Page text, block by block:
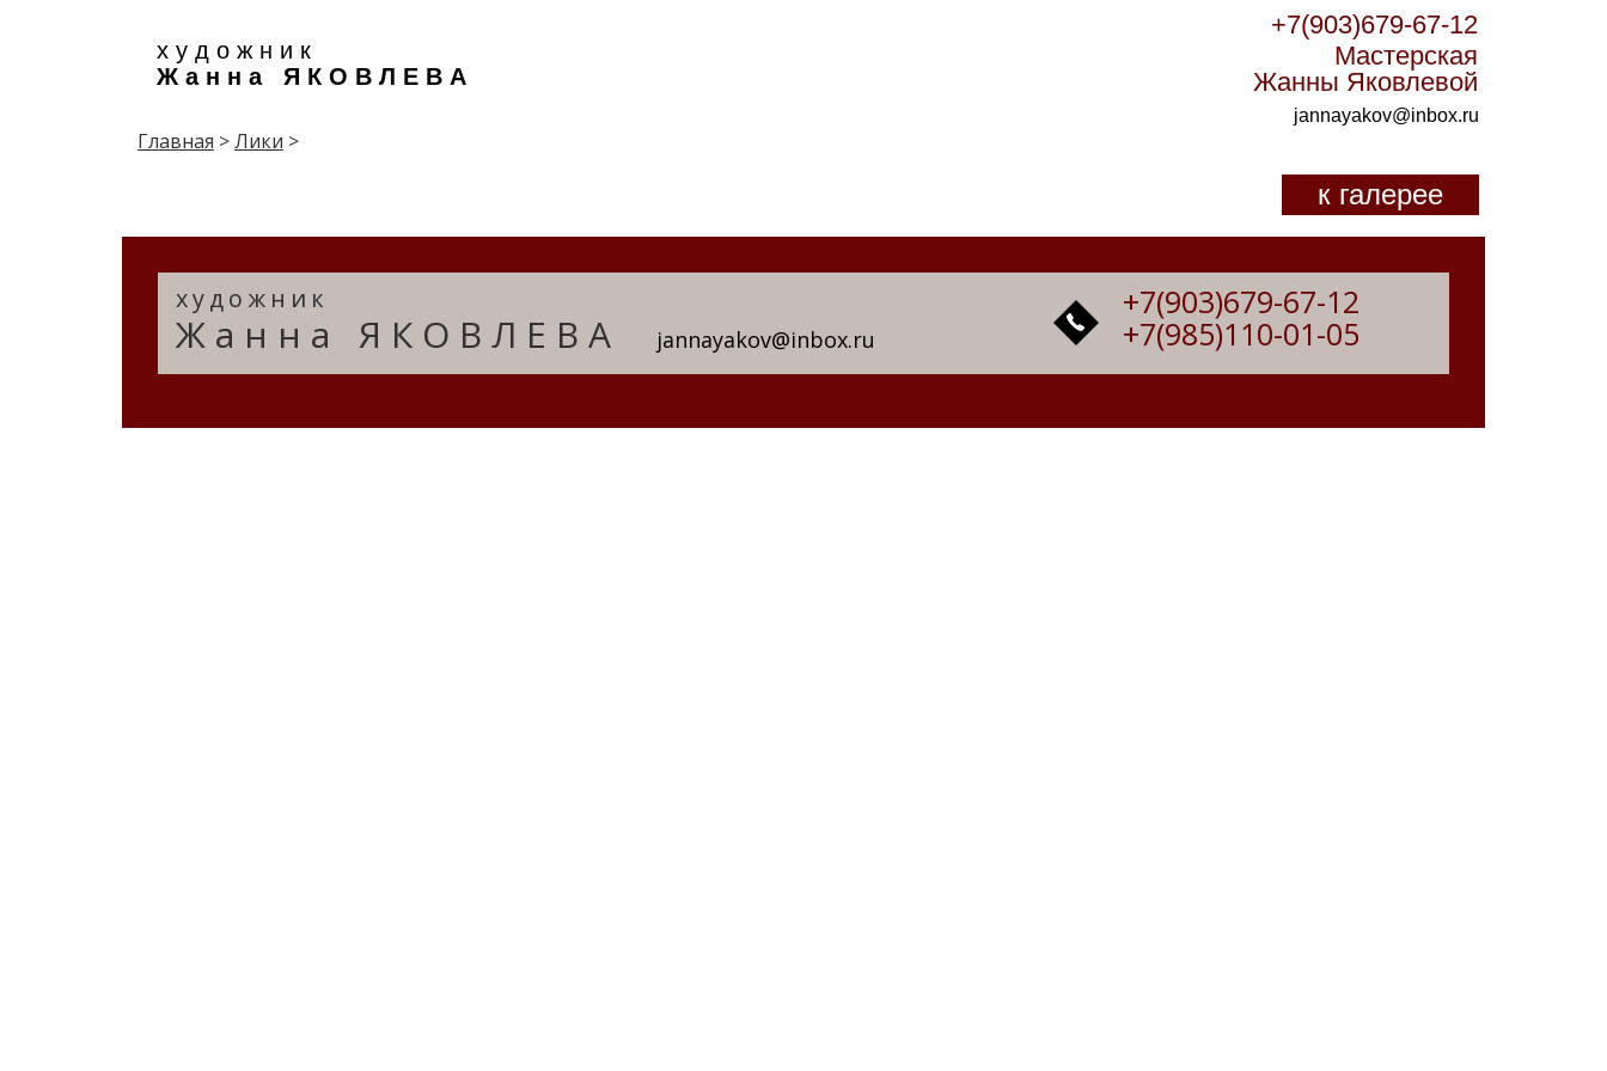
х у д о ж н и к
Ж а н н а Я К О В Л Е В А
+7(903)679-67-12
Мастерская
Жанны Яковлевой
jannayakov@inbox.ru
Главная >Лики >
к галерее
художник
Жанна ЯКОВЛЕВА jannayakov@inbox.ru
+7(903)679-67-12
+7(985)110-01-05